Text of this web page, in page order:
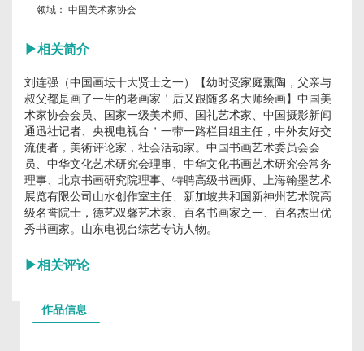
领域： 中国美术家协会
▶相关简介
刘连强（中国画坛十大贤士之一）【幼时受家庭熏陶，父亲与
叔父都是画了一生的老画家＇后又跟随多名大师绘画】中国美
术家协会会员、国家一级美术师、国礼艺术家、中国摄影新闻
通迅社记者、央视电视台＇一带一路栏目组主任，中外友好交
流使者，美術评论家，社会活动家。中国书画艺术委员会会
员、中华文化艺术研究会理事、中华文化书画艺术研究会常务
理事、北京书画研究院理事、特聘高级书画师、上海翰墨艺术
展览有限公司山水创作室主任、新加坡共和国新神州艺术院高
级名誉院士，德艺双馨艺术家、百名书画家之一、百名杰出优
秀书画家。山东电视台综艺专访人物。
▶相关评论
作品信息